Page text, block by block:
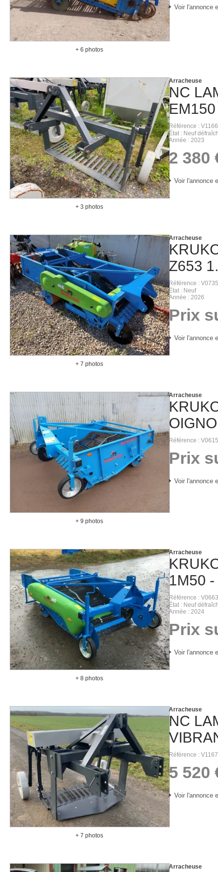
+ 6 photos
Voir l'annonce
+ 3 photos
NC
EM150
Arracheuse
Référence
V1166
État
Neuf
Année
2023
2 380
Voir l'annonce
+ 7 photos
Z653
Arracheuse
Référence
V0735
État
Neuf
Année
2026
Prix
Voir l'annonce
+ 9 photos
Arracheuse
Référence V0615
Prix
Voir l'annonce
+ 8 photos
1M50 -
Arracheuse
Référence
V0663
État
Neuf
Année
2024
Prix
Voir l'annonce
+ 7 photos
NC
Arracheuse
Référence V1167
5 520
Voir l'annonce
Arracheuse